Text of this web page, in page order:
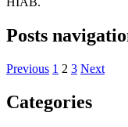
Posts
Previous 1 2 3 Next
Categories